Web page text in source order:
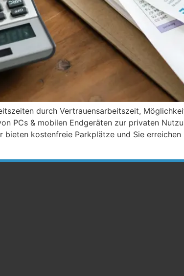
durch Vertrauensarbeitszeit,
PCs & mobilen Endgeräten zur privaten
kostenfreie Parkplätze und Sie erreichen